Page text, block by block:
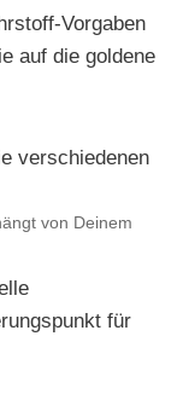
Vorgaben
auf die goldene
von Deinem
für